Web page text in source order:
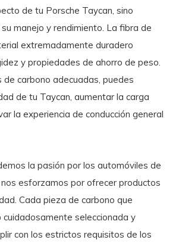
de tu Porsche Taycan, sino
manejo y rendimiento. La fibra de
extremadamente duradero
y propiedades de ahorro de peso.
de carbono adecuadas, puedes
de tu Taycan, aumentar la carga
la experiencia de conducción general
la pasión por los automóviles de
esforzamos por ofrecer productos
Cada pieza de carbono que
seleccionada y
con los estrictos requisitos de los